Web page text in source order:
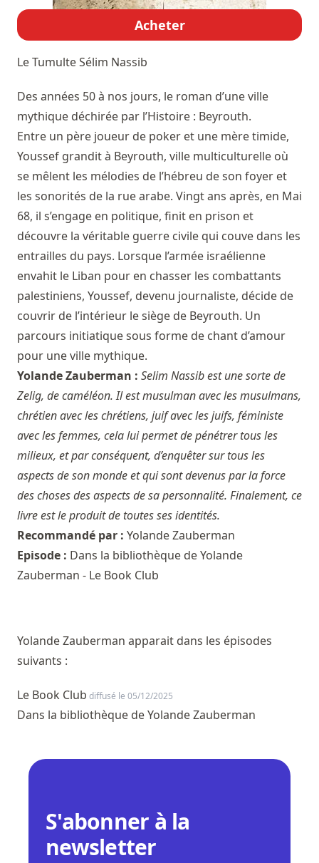
Acheter
Le TumulteSélim Nassib
Des années 50 à nos jours, le roman d’une ville
mythique déchirée par l’Histoire : Beyrouth.
Entre un père joueur de poker et une mère timide,
Youssef grandit à Beyrouth, ville multiculturelle où
se mêlent les mélodies de l’hébreu de son foyer et
les sonorités de la rue arabe. Vingt ans après, en Mai
68, il s’engage en politique, finit en prison et
découvre la véritable guerre civile qui couve dans les
entrailles du pays. Lorsque l’armée israélienne
envahit le Liban pour en chasser les combattants
palestiniens, Youssef, devenu journaliste, décide de
couvrir de l’intérieur le siège de Beyrouth. Un
parcours initiatique sous forme de chant d’amour
pour une ville mythique.
Yolande Zauberman : Selim Nassib est une sorte de
Zelig, de caméléon. Il est musulman avec les musulmans,
chrétien avec les chrétiens, juif avec les juifs, féministe
avec les femmes, cela lui permet de pénétrer tous les
milieux, et par conséquent, d’enquêter sur tous les
aspects de son monde et qui sont devenus par la force
des choses des aspects de sa personnalité. Finalement, ce
livre est le produit de toutes ses identités.
Recommandé par : Yolande Zauberman
Episode : Dans la bibliothèque de Yolande
Zauberman - Le Book Club
Yolande Zauberman apparait dans les épisodes
suivants :
Le Book Club diffusé le 05/12/2025
Dans la bibliothèque de Yolande Zauberman
S'abonner à la
newsletter